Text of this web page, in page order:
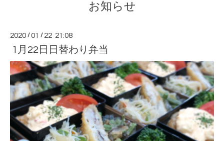
お知らせ
2020 /01 / 22 21:08
1月22日日替わり弁当